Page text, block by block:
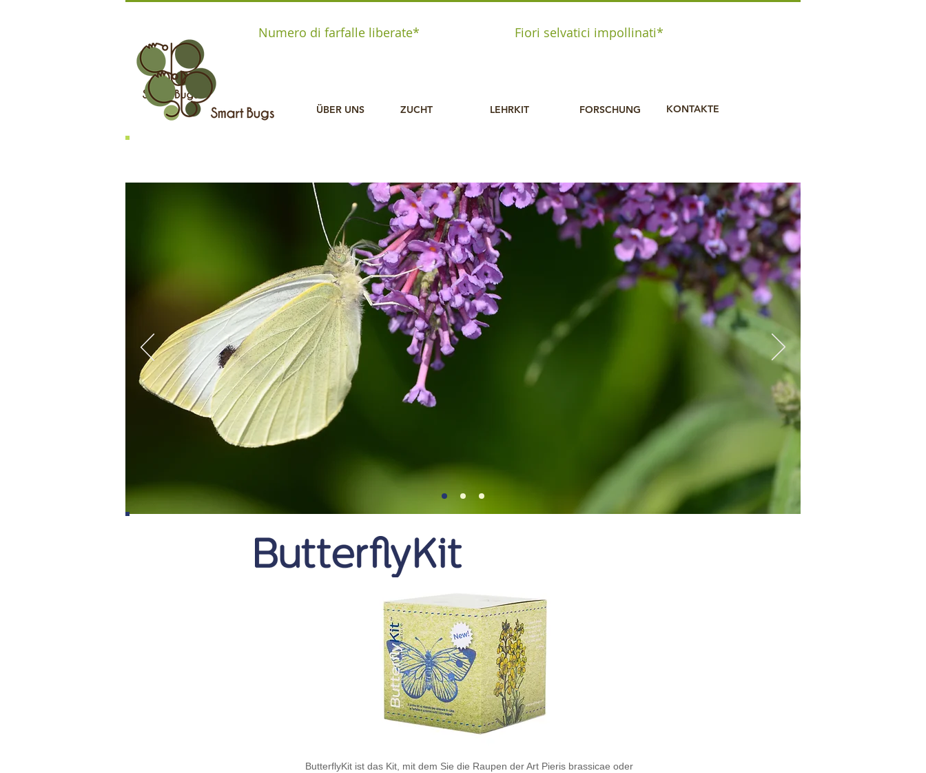
Numero di farfalle liberate* Fiori selvatici impollinati*
ÜBER UNS ZUCHT LEHRKIT FORSCHUNG KONTAKTE
ButterflyKit ist das Kit, mit dem Sie die Raupen der Art Pieris brassicae oder